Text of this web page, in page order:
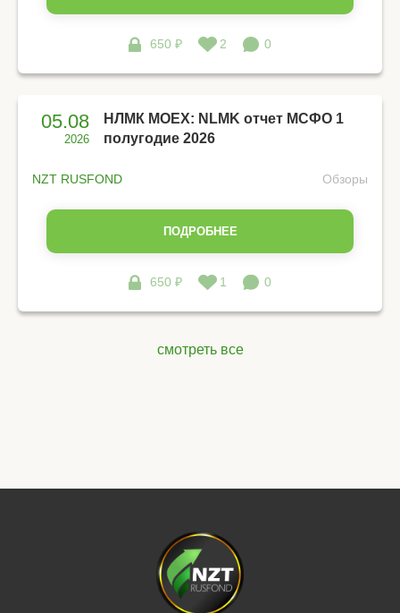
650 ₽ 2 0
05.08
2026
НЛМК MOEX: NLMK отчет МСФО 1
полугодие 2026
NZT RUSFOND Обзоры
ПОДРОБНЕЕ
650 ₽ 1 0
смотреть все